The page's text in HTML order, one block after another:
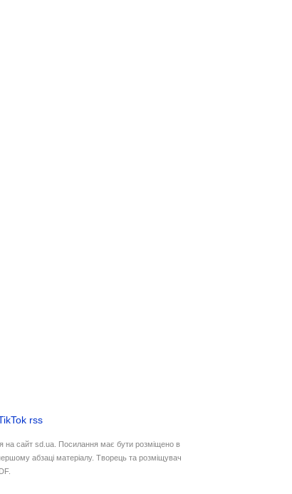
rss
на сайт sd.ua. Посилання має бути розміщено в
абзаці матеріалу. Творець та розміщувач